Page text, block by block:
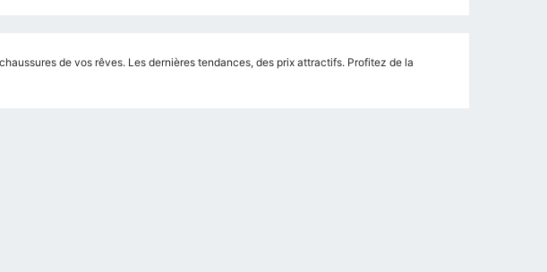
de vos rêves. Les dernières tendances, des prix attractifs. Profitez de la